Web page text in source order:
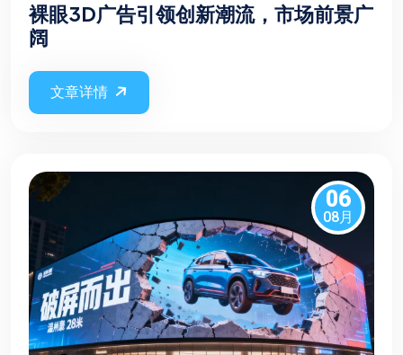
裸眼3D广告引领创新潮流，市场前景广
阔
文章详情
06
08月